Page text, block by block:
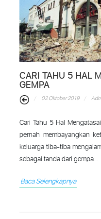
CARI TAHU 5 HAL
GEMPA
02 Oktober 2019
Cari Tahu 5 Hal
pernah membayangkan
keluarga tiba-tiba
sebagai tanda dari gempa...
Baca Selengkapnya